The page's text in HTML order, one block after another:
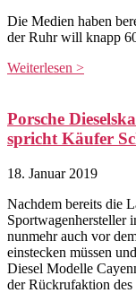
Die Medien haben
der Ruhr will knapp
Weiterlesen >
Porsche
spricht Käufer
18. Januar 2019
Nachdem bereits die
Sportwagenhersteller
nunmehr auch vor
einstecken müssen
Diesel Modelle
der Rückrufaktion